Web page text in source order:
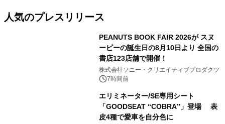
人気のプレスリリース
PEANUTS BOOK FAIR 2026が スヌ
ーピーの誕生日の8月10日より 全国の
書店123店舗で開催！
株式会社ソニー・クリエイティブプロダクツ
7時間前
エリミネーター/SE専用シート
「GOODSEAT “COBRA”」登場 表
皮4種で愛車を自分色に